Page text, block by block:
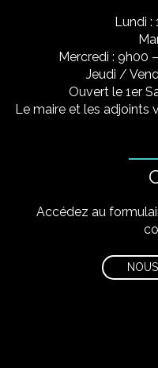
Lundi :
Mercredi : 9h00
Jeudi /
Ouvert le 1er
Le maire et les adjoints
Accédez au